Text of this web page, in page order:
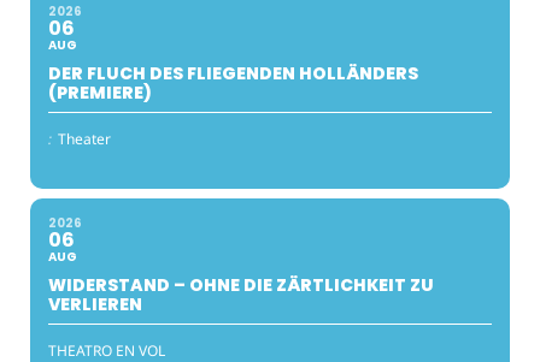
2026
06
AUG
DER FLUCH DES FLIEGENDEN HOLLÄNDERS
(PREMIERE)
: Theater
2026
06
AUG
WIDERSTAND – OHNE DIE ZÄRTLICHKEIT ZU
VERLIEREN
THEATRO EN VOL